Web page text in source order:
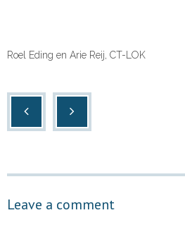
Roel Eding en Arie Reij, CT-LOK
Leave a comment